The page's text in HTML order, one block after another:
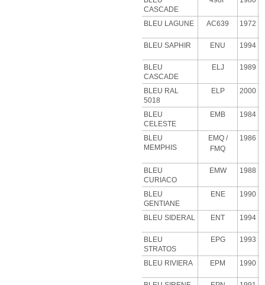
CASCADE
BLEU LAGUNE AC639 1972
BLEU SAPHIR ENU 1994
BLEU
CASCADE
ELJ 1989
BLEU RAL
5018
ELP 2000
BLEU
CELESTE
EMB 1984
BLEU
MEMPHIS
EMQ /
FMQ
1986
BLEU
CURIACO
EMW 1988
BLEU
GENTIANE
ENE 1990
BLEU SIDERAL ENT 1994
BLEU
STRATOS
EPG 1993
BLEU RIVIERA EPM 1990